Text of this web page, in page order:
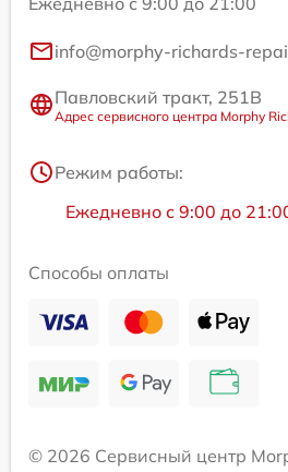
info@morphy-richards-
Павловский тракт, 251В
Адрес сервисного центра Morphy
Режим работы:
Ежедневно с 9:00 до
Способы оплаты
© 2026 Сервисный центр